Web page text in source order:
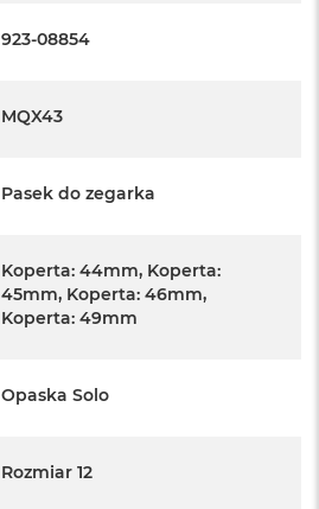
923-08854
MQX43
Pasek do zegarka
Koperta: 44mm, Koperta:
45mm, Koperta: 46mm,
Koperta: 49mm
Opaska Solo
Rozmiar 12